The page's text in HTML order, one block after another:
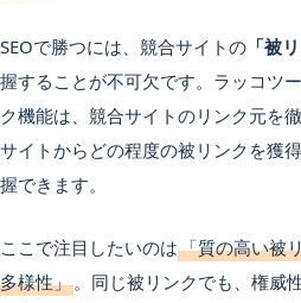
SEOで勝つには、競合サイトの 「被
握することが不可欠です。ラッコツ
ク機能は、競合サイトのリンク元を
サイトからどの程度の被リンクを獲
握できます。
ここで注目したいのは「質の高い被
多様性」。同じ被リンクでも、権威